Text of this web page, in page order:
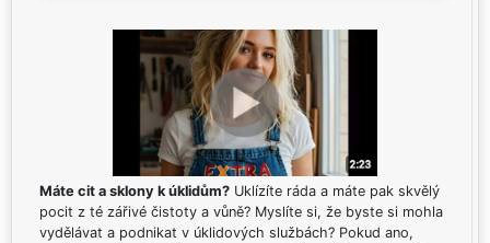
Máte cit a sklony k úklidům? Uklízíte ráda a máte pak skvělý
pocit z té zářivé čistoty a vůně? Myslíte si, že byste si mohla
vydělávat a podnikat v úklidových službách? Pokud ano,